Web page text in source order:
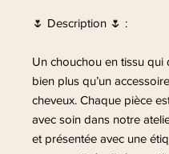
🌷 Description 🌷 :
Un chouchou en tissu qui
bien plus qu’un
cheveux. Chaque pièce
avec soin dans notre
et présentée avec une